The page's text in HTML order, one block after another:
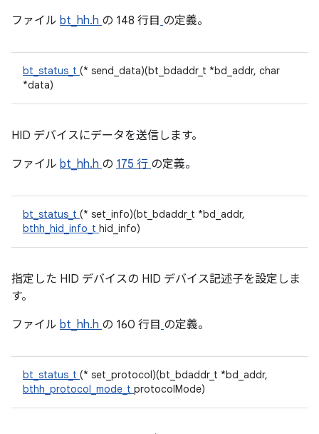
ファイル bt_hh.h の 148 行目 の定義。
bt_status_t (* send_data)(bt_bdaddr_t *bd_addr, char
*data)
HID デバイスにデータを送信します。
ファイル bt_hh.h の 175 行 の定義。
bt_status_t (* set_info)(bt_bdaddr_t *bd_addr,
bthh_hid_info_t hid_info)
指定した HID デバイスの HID デバイス記述子を設定しま
す。
ファイル bt_hh.h の 160 行目 の定義。
bt_status_t (* set_protocol)(bt_bdaddr_t *bd_addr,
bthh_protocol_mode_t protocolMode)